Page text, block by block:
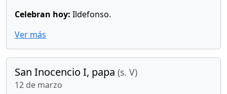
Celebran hoy: Ildefonso.
Ver más
San Inocencio I, papa (s. V)
12 de marzo